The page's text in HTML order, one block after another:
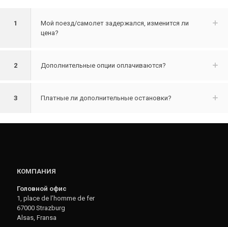
1
Мой поезд/самолет задержался, изменится ли
цена?
2 Дополнительные опции оплачиваются?
3 Платные ли дополнительные остановки?
КОМПАНИЯ
Головной офис
1, place de l’homme de fer
67000 Strazburg
Alsas, Fransa